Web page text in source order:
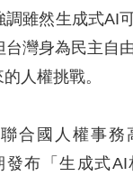
調雖然生成式AI
台灣身為民主自
人權挑戰。
合國人權事務
發布「生成式